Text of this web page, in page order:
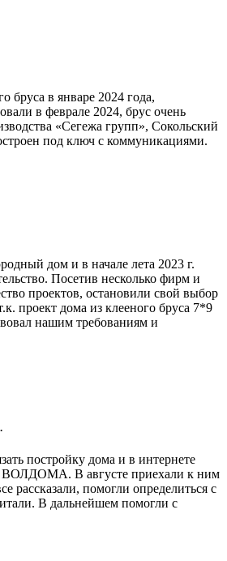
бруса в январе 2024 года,
в феврале 2024, брус очень
«Сегежа групп», Сокольский
под ключ с коммуникациями.
дом и в начале лета 2023 г.
Посетив несколько фирм и
проектов, остановили свой выбор
проект дома из клееного бруса 7*9
нашим требованиям и
постройку дома и в интернете
ВОЛДОМА. В августе приехали к ним
рассказали, помогли определиться с
В дальнейшем помогли с